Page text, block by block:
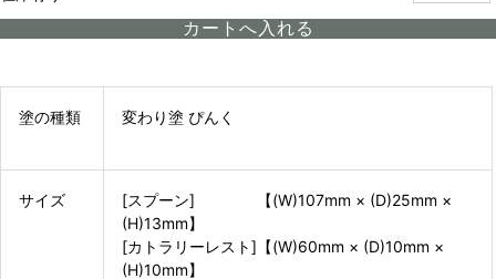
塗の種類 変わり塗 ぴんく
サイズ
[スプーン] 【(W)107mm × (D)25mm ×
(H)13mm】
[カトラリーレスト]【(W)60mm × (D)10mm ×
(H)10mm】